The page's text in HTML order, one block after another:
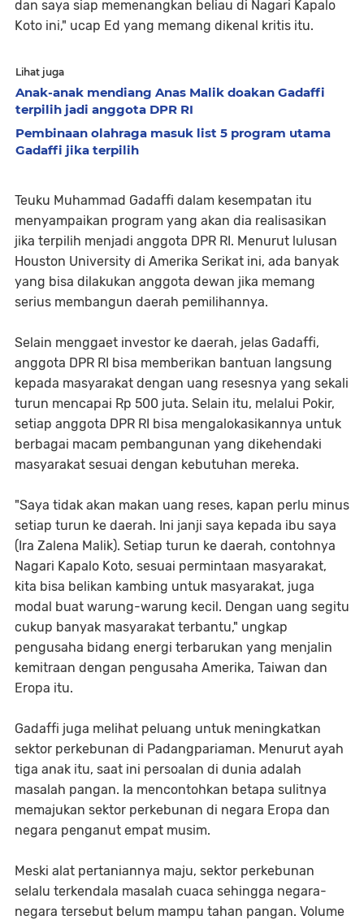
dan saya siap memenangkan beliau di Nagari Kapalo
Koto ini," ucap Ed yang memang dikenal kritis itu.
Lihat juga
Anak-anak mendiang Anas Malik doakan Gadaffi
terpilih jadi anggota DPR RI
Pembinaan olahraga masuk list 5 program utama
Gadaffi jika terpilih
Teuku Muhammad Gadaffi dalam kesempatan itu
menyampaikan program yang akan dia realisasikan
jika terpilih menjadi anggota DPR RI. Menurut lulusan
Houston University di Amerika Serikat ini, ada banyak
yang bisa dilakukan anggota dewan jika memang
serius membangun daerah pemilihannya.
Selain menggaet investor ke daerah, jelas Gadaffi,
anggota DPR RI bisa memberikan bantuan langsung
kepada masyarakat dengan uang resesnya yang sekali
turun mencapai Rp 500 juta. Selain itu, melalui Pokir,
setiap anggota DPR RI bisa mengalokasikannya untuk
berbagai macam pembangunan yang dikehendaki
masyarakat sesuai dengan kebutuhan mereka.
"Saya tidak akan makan uang reses, kapan perlu minus
setiap turun ke daerah. Ini janji saya kepada ibu saya
(Ira Zalena Malik). Setiap turun ke daerah, contohnya
Nagari Kapalo Koto, sesuai permintaan masyarakat,
kita bisa belikan kambing untuk masyarakat, juga
modal buat warung-warung kecil. Dengan uang segitu
cukup banyak masyarakat terbantu," ungkap
pengusaha bidang energi terbarukan yang menjalin
kemitraan dengan pengusaha Amerika, Taiwan dan
Eropa itu.
Gadaffi juga melihat peluang untuk meningkatkan
sektor perkebunan di Padangpariaman. Menurut ayah
tiga anak itu, saat ini persoalan di dunia adalah
masalah pangan. Ia mencontohkan betapa sulitnya
memajukan sektor perkebunan di negara Eropa dan
negara penganut empat musim.
Meski alat pertaniannya maju, sektor perkebunan
selalu terkendala masalah cuaca sehingga negara-
negara tersebut belum mampu tahan pangan. Volume